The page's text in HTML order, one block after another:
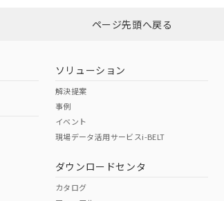
ダウンロードはこちらページ先頭へ戻る
ソリューション
解決提案
事例
イベント
現場データ活用サービスi-BELT
ダウンロードセンタ
カタログ